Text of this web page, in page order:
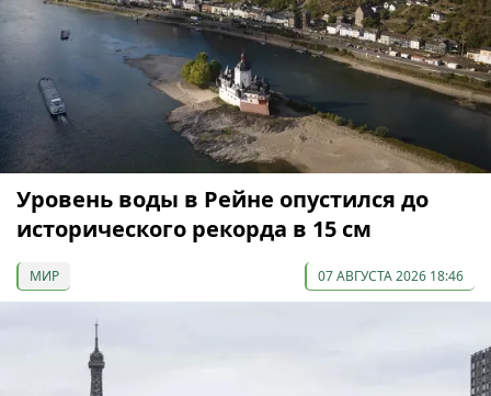
Уровень воды в Рейне опустился до
исторического рекорда в 15 см
МИР 07 АВГУСТА 2026 18:46